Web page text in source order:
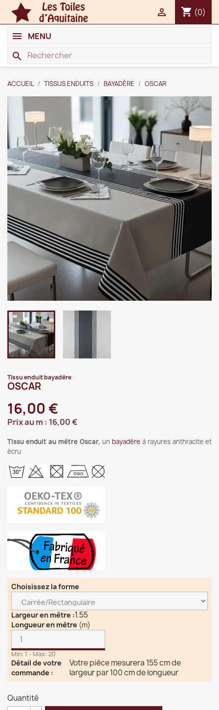
shopping_cart (0)

search
MENU
ACCUEIL TISSUS ENDUITS BAYADÈRE OSCAR
Tissu enduit bayadère
OSCAR
16,00 €
Prix au m : 16,00 €
Tissu enduit au mètre Oscar, un bayadère à rayures anthracite et
écru
Choisissez la forme
Largeur en mètre :1.55
Longueur en mètre (m)
Min: 1 - Max: 20
Détail de votre
commande :
Votre pièce mesurera 155 cm de
largeur par 100 cm de longueur
Quantité